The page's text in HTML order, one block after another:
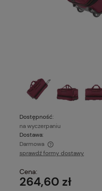
Dostępność:
na wyczerpaniu
Dostawa:
Darmowa
Cena nie zawiera
sprawdź formy dostawy
Cena:
264,60 zł